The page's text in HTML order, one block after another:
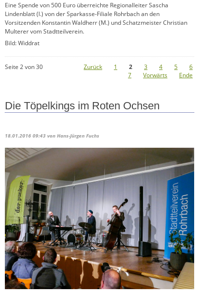
Eine Spende von 500 Euro überreichte Regionalleiter Sascha
Lindenblatt (l.) von der Sparkasse-Filiale Rohrbach an den
Vorsitzenden Konstantin Waldherr (M.) und Schatzmeister Christian
Multerer vom Stadtteilverein.
Bild: Widdrat
Seite 2 von 30 Zurück 1 2 3 4 5
6
7
Vorwärts Ende
Die Töpelkings im Roten Ochsen
18.01.2016 09:43 von Hans-Jürgen Fuchs